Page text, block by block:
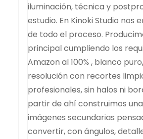
iluminación, técnica y
estudio. En Kinoki Studio nos
de todo el proceso.
principal cumpliendo los
Amazon al 100% , blanco
resolución con recortes
profesionales, sin halos ni
partir de ahí construimos
imágenes secundarias
convertir, con ángulos,